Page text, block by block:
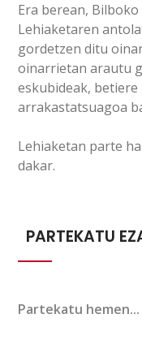
Era berean,
Lehiaketaren
gordetzen ditu
oinarrietan arautu
eskubideak,
arrakastatsuagoa
Lehiaketan parte
dakar.
PARTEKATU
Partekatu hemen...